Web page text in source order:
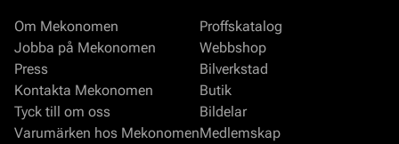
Om Mekonomen
Jobba på Mekonomen
Press
Kontakta Mekonomen
Tyck till om oss
Varumärken hos Mekonomen
Proffskatalog
Webbshop
Bilverkstad
Butik
Bildelar
Medlemskap